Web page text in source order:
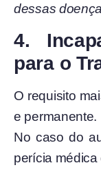
dessas
4.
para o
O requisito
e permanente.
No caso do
perícia